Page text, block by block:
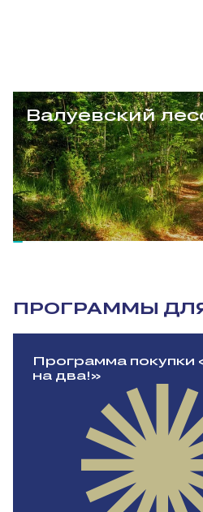
Валуевский
ПРОГРАММЫ
Программа покупки
на два!»